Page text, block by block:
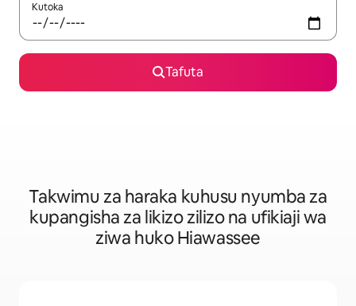
Kutoka
Tafuta
Takwimu za haraka kuhusu nyumba za
kupangisha za likizo zilizo na ufikiaji wa
ziwa huko Hiawassee